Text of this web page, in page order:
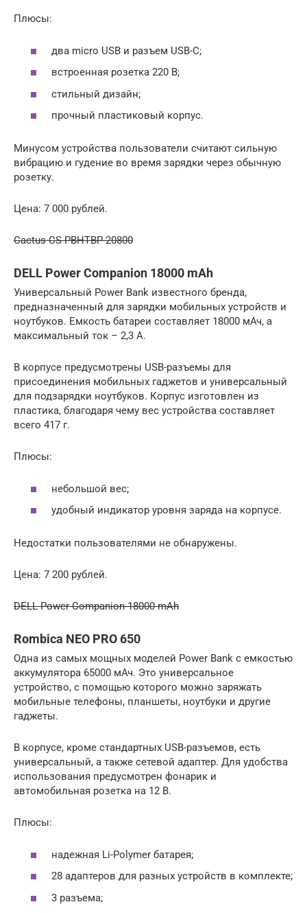
Плюсы:
два micro USB и разъем USB-C;
встроенная розетка 220 В;
стильный дизайн;
прочный пластиковый корпус.
Минусом устройства пользователи считают сильную
вибрацию и гудение во время зарядки через обычную
розетку.
Цена: 7 000 рублей.
Cactus CS-PBHTBP-20800
DELL Power Companion 18000 mAh
Универсальный Power Bank известного бренда,
предназначенный для зарядки мобильных устройств и
ноутбуков. Емкость батареи составляет 18000 мАч, а
максимальный ток – 2,3 А.
В корпусе предусмотрены USB-разъемы для
присоединения мобильных гаджетов и универсальный
для подзарядки ноутбуков. Корпус изготовлен из
пластика, благодаря чему вес устройства составляет
всего 417 г.
Плюсы:
небольшой вес;
удобный индикатор уровня заряда на корпусе.
Недостатки пользователями не обнаружены.
Цена: 7 200 рублей.
DELL Power Companion 18000 mAh
Rombica NEO PRO 650
Одна из самых мощных моделей Power Bank с емкостью
аккумулятора 65000 мАч. Это универсальное
устройство, с помощью которого можно заряжать
мобильные телефоны, планшеты, ноутбуки и другие
гаджеты.
В корпусе, кроме стандартных USB-разъемов, есть
универсальный, а также сетевой адаптер. Для удобства
использования предусмотрен фонарик и
автомобильная розетка на 12 В.
Плюсы:
надежная Li-Polymer батарея;
28 адаптеров для разных устройств в комплекте;
3 разъема;